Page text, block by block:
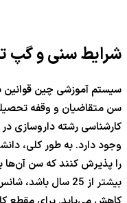
شرایط سنی و گپ
سیستم آموزشی چین
سن متقاضیان و وقفه
کارشناسی رشته
وجود دارد. به طور کلی،
بیشتر از 25 سال